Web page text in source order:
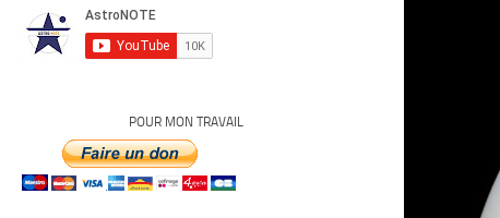
POUR MON TRAVAIL